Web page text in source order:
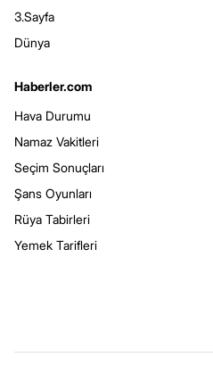
3.Sayfa
Dünya
Haberler.com
Hava Durumu
Namaz Vakitleri
Seçim Sonuçları
Şans Oyunları
Rüya Tabirleri
Yemek Tarifleri